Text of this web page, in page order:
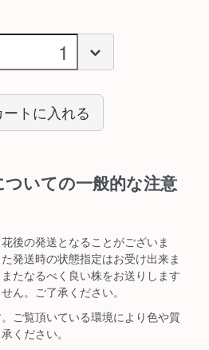
ートに入れる
いての一般的な注意
後の発送となることがございま
発送時の状態指定はお受け出来ま
たなるべく良い株をお送りします
ん。ご了承ください。
ご覧頂いている環境により色や質
ください。